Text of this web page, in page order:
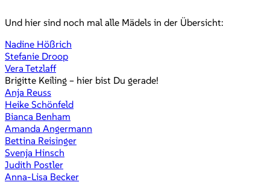
Und hier sind noch mal alle Mädels in der Übersicht:
Nadine Hößrich
Stefanie Droop
Vera Tetzlaff
Brigitte Keiling – hier bist Du gerade!
Anja Reuss
Heike Schönfeld
Bianca Benham
Amanda Angermann
Bettina Reisinger
Svenja Hinsch
Judith Postler
Anna-Lisa Becker